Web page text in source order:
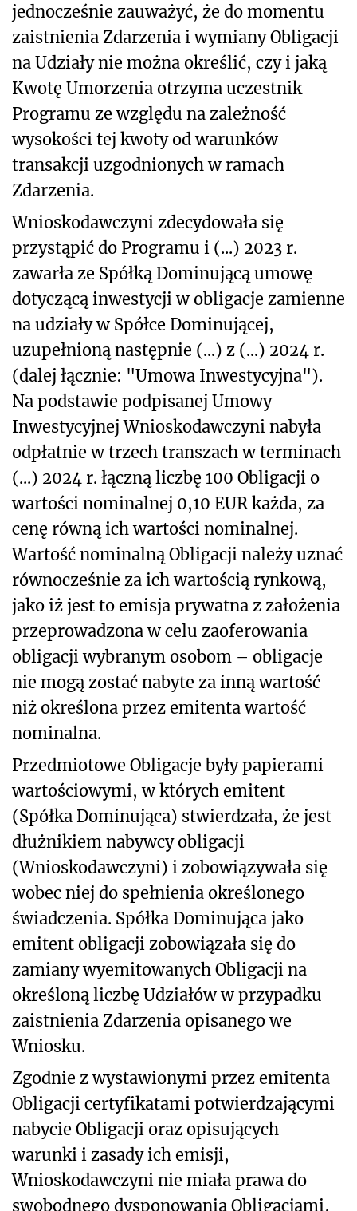
jednocześnie zauważyć, że do momentu
zaistnienia Zdarzenia i wymiany Obligacji
na Udziały nie można określić, czy i jaką
Kwotę Umorzenia otrzyma uczestnik
Programu ze względu na zależność
wysokości tej kwoty od warunków
transakcji uzgodnionych w ramach
Zdarzenia.
Wnioskodawczyni zdecydowała się
przystąpić do Programu i (...) 2023 r.
zawarła ze Spółką Dominującą umowę
dotyczącą inwestycji w obligacje zamienne
na udziały w Spółce Dominującej,
uzupełnioną następnie (...) z (...) 2024 r.
(dalej łącznie: "Umowa Inwestycyjna").
Na podstawie podpisanej Umowy
Inwestycyjnej Wnioskodawczyni nabyła
odpłatnie w trzech transzach w terminach
(...) 2024 r. łączną liczbę 100 Obligacji o
wartości nominalnej 0,10 EUR każda, za
cenę równą ich wartości nominalnej.
Wartość nominalną Obligacji należy uznać
równocześnie za ich wartością rynkową,
jako iż jest to emisja prywatna z założenia
przeprowadzona w celu zaoferowania
obligacji wybranym osobom – obligacje
nie mogą zostać nabyte za inną wartość
niż określona przez emitenta wartość
nominalna.
Przedmiotowe Obligacje były papierami
wartościowymi, w których emitent
(Spółka Dominująca) stwierdzała, że jest
dłużnikiem nabywcy obligacji
(Wnioskodawczyni) i zobowiązywała się
wobec niej do spełnienia określonego
świadczenia. Spółka Dominująca jako
emitent obligacji zobowiązała się do
zamiany wyemitowanych Obligacji na
określoną liczbę Udziałów w przypadku
zaistnienia Zdarzenia opisanego we
Wniosku.
Zgodnie z wystawionymi przez emitenta
Obligacji certyfikatami potwierdzającymi
nabycie Obligacji oraz opisujących
warunki i zasady ich emisji,
Wnioskodawczyni nie miała prawa do
swobodnego dysponowania Obligacjami,